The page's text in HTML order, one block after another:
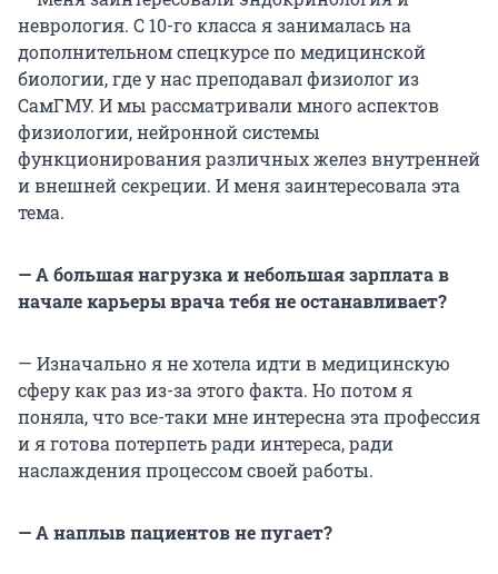
неврология. С 10-го класса я занималась на
дополнительном спецкурсе по медицинской
биологии, где у нас преподавал физиолог из
СамГМУ. И мы рассматривали много аспектов
физиологии, нейронной системы
функционирования различных желез внутренней
и внешней секреции. И меня заинтересовала эта
тема.
— А большая нагрузка и небольшая зарплата в
начале карьеры врача тебя не останавливает?
— Изначально я не хотела идти в медицинскую
сферу как раз из-за этого факта. Но потом я
поняла, что все-таки мне интересна эта профессия
и я готова потерпеть ради интереса, ради
наслаждения процессом своей работы.
— А наплыв пациентов не пугает?